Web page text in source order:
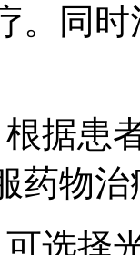
。同
根据患
药物
可选